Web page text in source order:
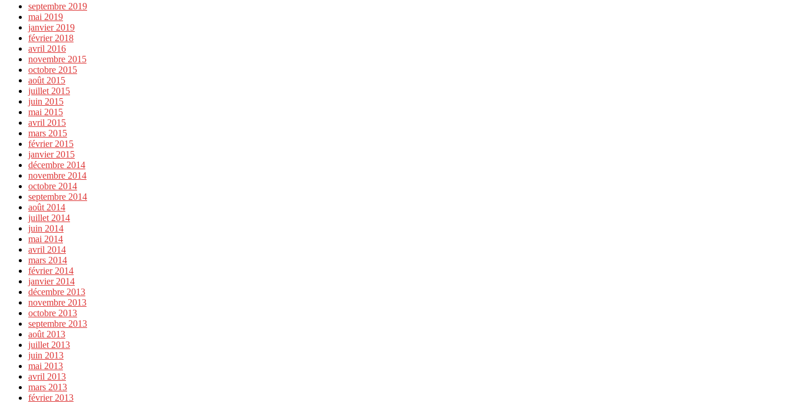
septembre 2019
mai 2019
janvier 2019
février 2018
avril 2016
novembre 2015
octobre 2015
août 2015
juillet 2015
juin 2015
mai 2015
avril 2015
mars 2015
février 2015
janvier 2015
décembre 2014
novembre 2014
octobre 2014
septembre 2014
août 2014
juillet 2014
juin 2014
mai 2014
avril 2014
mars 2014
février 2014
janvier 2014
décembre 2013
novembre 2013
octobre 2013
septembre 2013
août 2013
juillet 2013
juin 2013
mai 2013
avril 2013
mars 2013
février 2013